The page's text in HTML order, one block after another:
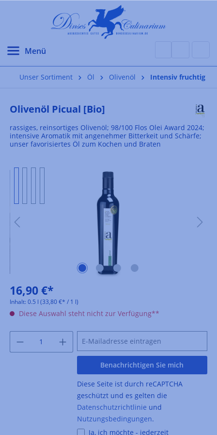
Unser Sortiment Öl Olivenöl Intensiv fruchtig
Olivenöl Picual [Bio]
rassiges, reinsortiges Olivenöl; 98/100 Flos Olei Award 2024;
intensive Aromatik mit angenehmer Bitterkeit und Schärfe;
unser favorisiertes Öl zum Kochen und Braten
16,90 €*
Inhalt: 0.5 l (33,80 €* / 1 l)
Diese Auswahl steht nicht zur Verfügung**
Benachrichtigen Sie mich
Diese Seite ist durch reCAPTCHA
geschützt und es gelten die
Datenschutzrichtlinie und
Nutzungsbedingungen.
Ja, ich möchte - jederzeit